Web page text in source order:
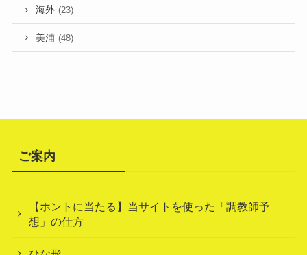
海外 (23)
美浦 (48)
ご案内
【ホントに当たる】当サイトを使った「調教師予
想」の仕方